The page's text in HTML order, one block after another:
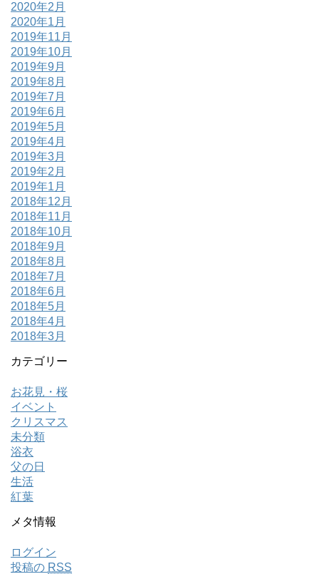
2020年2月
2020年1月
2019年11月
2019年10月
2019年9月
2019年8月
2019年7月
2019年6月
2019年5月
2019年4月
2019年3月
2019年2月
2019年1月
2018年12月
2018年11月
2018年10月
2018年9月
2018年8月
2018年7月
2018年6月
2018年5月
2018年4月
2018年3月
カテゴリー
お花見・桜
イベント
クリスマス
未分類
浴衣
父の日
生活
紅葉
メタ情報
ログイン
投稿の RSS